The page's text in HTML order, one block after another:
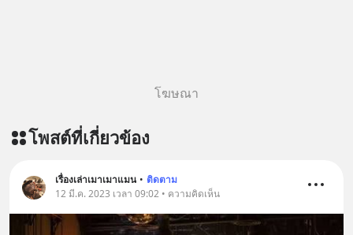
โฆษณา
โพสต์ที่เกี่ยวข้อง
เรื่องเล่าเมาเมาแมน • ติดตาม
12 มี.ค. 2023 เวลา 09:02 • ความคิดเห็น